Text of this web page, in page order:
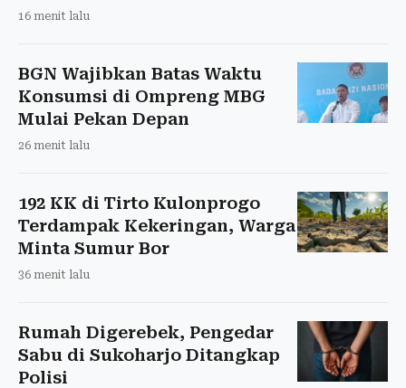
16 menit lalu
BGN Wajibkan Batas Waktu
Konsumsi di Ompreng MBG
Mulai Pekan Depan
26 menit lalu
192 KK di Tirto Kulonprogo
Terdampak Kekeringan, Warga
Minta Sumur Bor
36 menit lalu
Rumah Digerebek, Pengedar
Sabu di Sukoharjo Ditangkap
Polisi